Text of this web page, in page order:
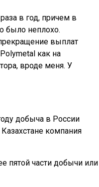
в год, причем в
было неплохо.
выплат
как на
вроде меня. У
добыча в России
компания
пятой части добычи или